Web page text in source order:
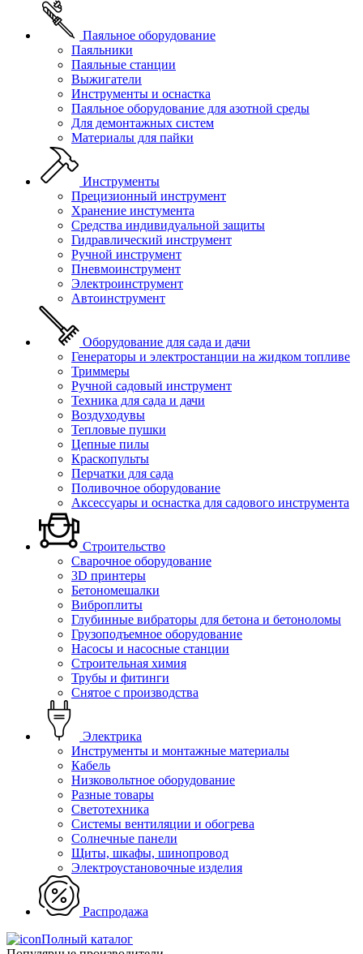
Паяльное оборудование
Паяльники
Паяльные станции
Выжигатели
Инструменты и оснастка
Паяльное оборудование для азотной среды
Для демонтажных систем
Материалы для пайки
Инструменты
Прецизионный инструмент
Хранение инстумента
Средства индивидуальной защиты
Гидравлический инструмент
Ручной инструмент
Пневмоинструмент
Электроинструмент
Автоинструмент
Оборудование для сада и дачи
Генераторы и электростанции на жидком топливе
Триммеры
Ручной садовый инструмент
Техника для сада и дачи
Воздуходувы
Тепловые пушки
Цепные пилы
Краскопульты
Перчатки для сада
Поливочное оборудование
Аксессуары и оснастка для садового инструмента
Строительство
Сварочное оборудование
3D принтеры
Бетономешалки
Виброплиты
Глубинные вибраторы для бетона и бетоноломы
Грузоподъемное оборудование
Насосы и насосные станции
Строительная химия
Трубы и фитинги
Снятое с производства
Электрика
Инструменты и монтажные материалы
Кабель
Низковольтное оборудование
Разные товары
Светотехника
Системы вентиляции и обогрева
Солнечные панели
Щиты, шкафы, шинопровод
Электроустановочные изделия
Распродажа
Полный каталог